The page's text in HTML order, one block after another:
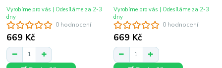
0 hodnocení
669 Kč
Vyrobíme pro vás | Odesíláme za 2-3
dny
0 hodnocení
669 Kč
Vyrobíme pro vás | Odesíláme za 2-3
dny